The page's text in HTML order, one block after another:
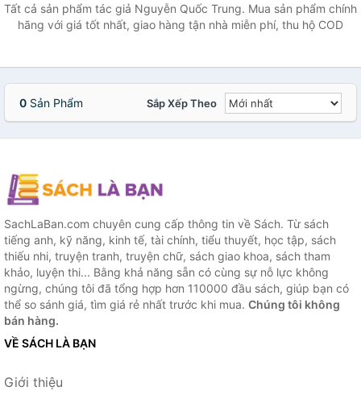
Tất cả sản phẩm tác giả Nguyễn Quốc Trung. Mua sản phẩm chính
hãng với giá tốt nhất, giao hàng tận nhà miễn phí, thu hộ COD
0 Sản Phẩm Sắp Xếp Theo
SachLaBan.com chuyên cung cấp thông tin về Sách. Từ sách
tiếng anh, kỹ năng, kinh tế, tài chính, tiểu thuyết, học tập, sách
thiếu nhi, truyện tranh, truyện chữ, sách giao khoa, sách tham
khảo, luyện thi... Bằng khả năng sẵn có cùng sự nỗ lực không
ngừng, chúng tôi đã tổng hợp hơn 110000 đầu sách, giúp bạn có
thể so sánh giá, tìm giá rẻ nhất trước khi mua. Chúng tôi không
bán hàng.
VỀ SÁCH LÀ BẠN
Giới thiệu